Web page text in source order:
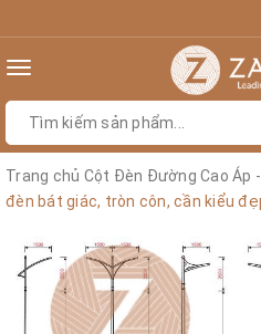
Toggle
Trang chủ Cột Đèn Đường Cao Áp
đèn bát giác, tròn côn, cần kiểu